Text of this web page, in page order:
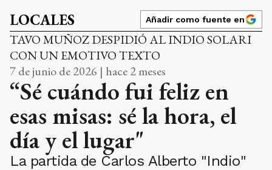
LOCALES Añadir como fuente en
TAVO MUÑOZ DESPIDIÓ AL INDIO SOLARI
CON UN EMOTIVO TEXTO
7 de junio de 2026 | hace 2 meses
“Sé cuándo fui feliz en
esas misas: sé la hora, el
día y el lugar"
La partida de Carlos Alberto "Indio"